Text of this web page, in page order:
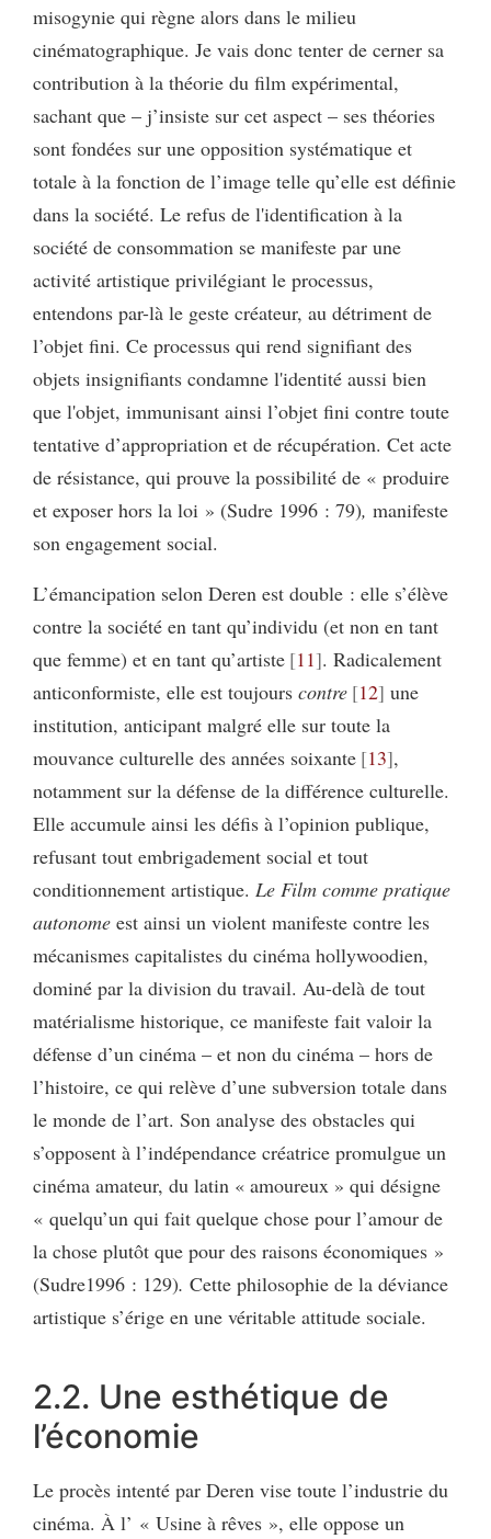
misogynie qui règne alors dans le milieu
cinématographique. Je vais donc tenter de cerner sa
contribution à la théorie du film expérimental,
sachant que – j’insiste sur cet aspect – ses théories
sont fondées sur une opposition systématique et
totale à la fonction de l’image telle qu’elle est définie
dans la société. Le refus de l'identification à la
société de consommation se manifeste par une
activité artistique privilégiant le processus,
entendons par-là le geste créateur, au détriment de
l’objet fini. Ce processus qui rend signifiant des
objets insignifiants condamne l'identité aussi bien
que l'objet, immunisant ainsi l’objet fini contre toute
tentative d’appropriation et de récupération. Cet acte
de résistance, qui prouve la possibilité de « produire
et exposer hors la loi » (Sudre 1996 : 79), manifeste
son engagement social.
L’émancipation selon Deren est double : elle s’élève
contre la société en tant qu’individu (et non en tant
que femme) et en tant qu’artiste 11 . Radicalement
anticonformiste, elle est toujours contre 12 une
institution, anticipant malgré elle sur toute la
mouvance culturelle des années soixante 13 ,
notamment sur la défense de la différence culturelle.
Elle accumule ainsi les défis à l’opinion publique,
refusant tout embrigadement social et tout
conditionnement artistique. Le Film comme pratique
autonome est ainsi un violent manifeste contre les
mécanismes capitalistes du cinéma hollywoodien,
dominé par la division du travail. Au-delà de tout
matérialisme historique, ce manifeste fait valoir la
défense d’un cinéma – et non du cinéma – hors de
l’histoire, ce qui relève d’une subversion totale dans
le monde de l’art. Son analyse des obstacles qui
s’opposent à l’indépendance créatrice promulgue un
cinéma amateur, du latin « amoureux » qui désigne
« quelqu’un qui fait quelque chose pour l’amour de
la chose plutôt que pour des raisons économiques »
(Sudre1996 : 129). Cette philosophie de la déviance
artistique s’érige en une véritable attitude sociale.
2.2. Une esthétique de
l’économie
Le procès intenté par Deren vise toute l’industrie du
cinéma. À l’ « Usine à rêves », elle oppose un